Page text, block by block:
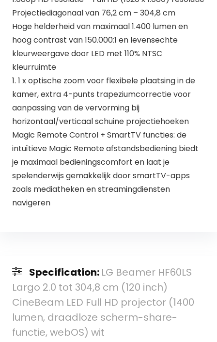
Projectiediagonaal van 76,2 cm – 304,8 cm
Hoge helderheid van maximaal 1.400 lumen en
hoog contrast van 150.000:1 en levensechte
kleurweergave door LED met 110% NTSC
kleurruimte
1. 1 x optische zoom voor flexibele plaatsing in de
kamer, extra 4-punts trapeziumcorrectie voor
aanpassing van de vervorming bij
horizontaal/verticaal schuine projectiehoeken
Magic Remote Control + SmartTV functies: de
intuïtieve Magic Remote afstandsbediening biedt
je maximaal bedieningscomfort en laat je
spelenderwijs gemakkelijk door smartTV-apps
zoals mediatheken en streamingdiensten
navigeren
Specification: LG Beamer HF60LS
Largo 2.0 tot 304,8 cm (120 inch)
CineBeam LED Full HD projector (1400
lumen, draadloze scherm-share-
functie, webOS) wit